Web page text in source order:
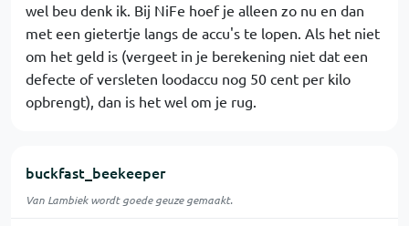
wel beu denk ik. Bij NiFe hoef je alleen zo nu en dan
met een gietertje langs de accu's te lopen. Als het niet
om het geld is (vergeet in je berekening niet dat een
defecte of versleten loodaccu nog 50 cent per kilo
opbrengt), dan is het wel om je rug.
buckfast_beekeeper
Van Lambiek wordt goede geuze gemaakt.